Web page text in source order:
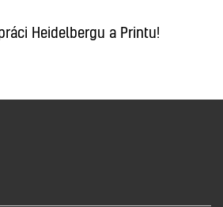
Heidelbergu a Printu!